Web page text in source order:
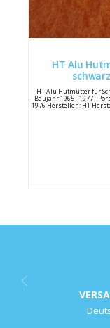
HT Alu
HT Alu Hutmutter für
Baujahr 1965 - 1977 -
1976 Hersteller : HT